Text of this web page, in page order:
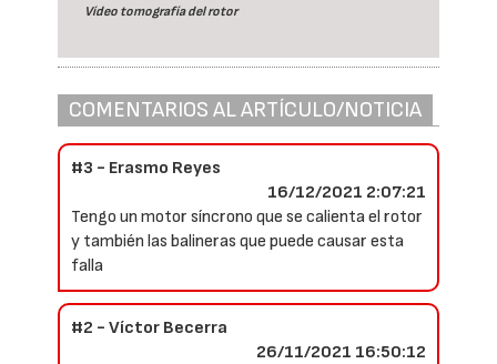
Vídeo tomografía del rotor
COMENTARIOS AL ARTÍCULO/NOTICIA
#3 - Erasmo Reyes
16/12/2021 2:07:21
Tengo un motor síncrono que se calienta el rotor
y también las balineras que puede causar esta
falla
#2 - Víctor Becerra
26/11/2021 16:50:12